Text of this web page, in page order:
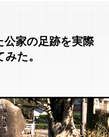
家の足跡を実際
た。